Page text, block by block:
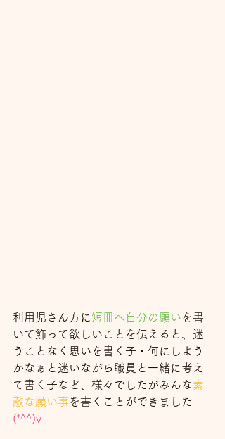
利用児さん方に 短冊へ自分の願いを書
いて飾って欲しいことを伝えると、迷
うことなく思いを書く子・何にしよう
かなぁと迷いながら職員と一緒に考え
て書く子など、様々でしたがみんな素
敵な願い事を書くことができました
(*^^)v